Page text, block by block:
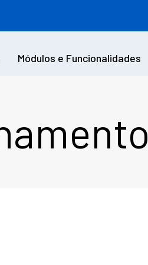
Módulos e Funcionalidades